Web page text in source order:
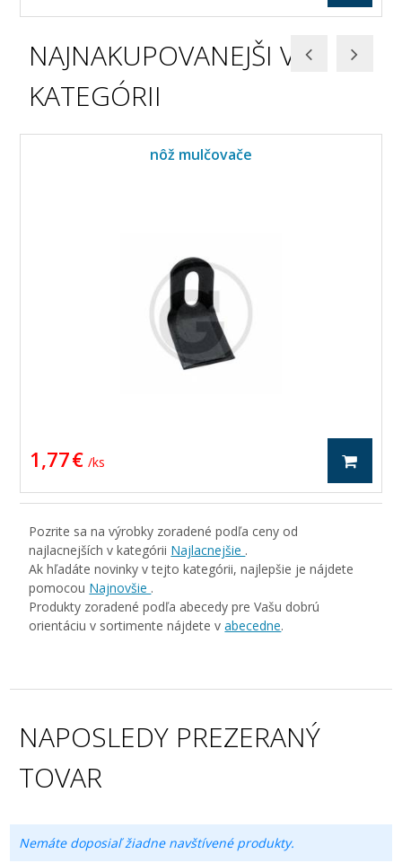
NAJNAKUPOVANEJŠI V
KATEGÓRII
nôž mulčovače
1,77 € / ks
Pozrite sa na výrobky zoradené podľa ceny od
najlacnejších v kategórii Najlacnejšie .
Ak hľadáte novinky v tejto kategórii, najlepšie je nájdete
pomocou Najnovšie .
Produkty zoradené podľa abecedy pre Vašu dobrú
orientáciu v sortimente nájdete vabecedne.
NAPOSLEDY PREZERANÝ
TOVAR
Nemáte doposiaľ žiadne navštívené produkty.